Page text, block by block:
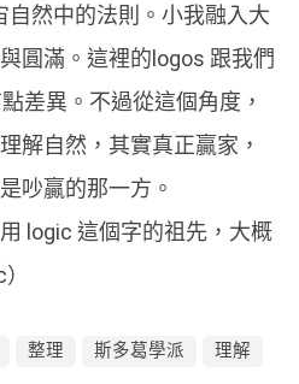
然中的法則。小我融入大
圓滿。這裡的logos 跟我們
差異。不過從這個角度，
解自然，其實真正贏家，
吵贏的那一方。
logic 這個字的祖先，大概
整理 斯多葛學派 理解